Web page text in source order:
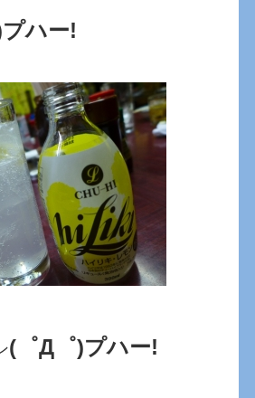
ハー!
(゜Д゜)プハー!